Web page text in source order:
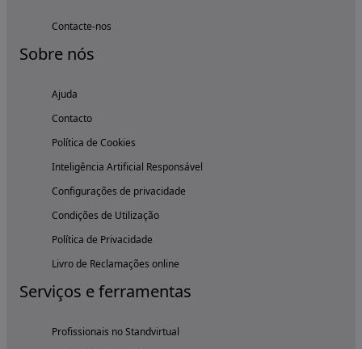
Contacte-nos
Sobre nós
Ajuda
Contacto
Política de Cookies
Inteligência Artificial Responsável
Configurações de privacidade
Condições de Utilização
Política de Privacidade
Livro de Reclamações online
Serviços e ferramentas
Profissionais no Standvirtual